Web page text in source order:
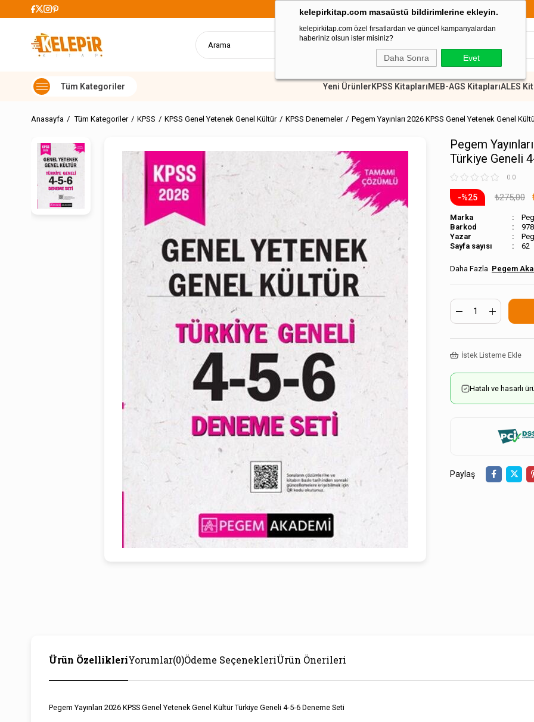
kelepirkitap.com masaüstü bildirimlerine ekleyin.
kelepirkitap.com özel fırsatlardan ve güncel kampanyalardan
haberiniz olsun ister misiniz?
Daha Sonra Evet
Kargo Ücretsiz 899 TL Üzeri Alışverişlerde Kargo Ücretsiz
Yeni ÜrünlerKPSS KitaplarıMEB-AGS KitaplarıALES
Anasayfa Tüm Kategoriler KPSS KPSS Genel Yetenek Genel Kültür KPSS Denemeler Pegem Yayınları 2026 KPSS Genel Yetenek Genel
Pegem
Türkiye Geneli
0.0
25 ₺275,00
Marka
Barkod
Sayfa sayısı
62
Pegem
İstek Listeme Ekle
Hatalı ve hasarlı
Paylaş
Ürün ÖzellikleriYorumlar(0)Ödeme SeçenekleriÜrün Önerileri
Pegem Yayınları 2026 KPSS Genel Yetenek Genel Kültür Türkiye Geneli 4-5-6 Deneme Seti